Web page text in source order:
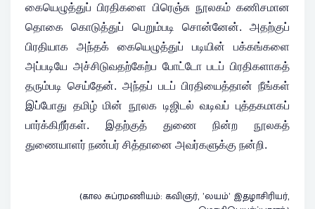
கையெழுத்துப் பிரதிகளை பிரெஞ்சு நூலகம் கணிசமான
தொகை கொடுத்துப் பெறும்படி சொன்னேன். அதற்குப்
பிரதியாக அந்தக் கையெழுத்துப் படியின் பக்கங்களை
அப்படியே அச்சிடுவதற்கேற்ப போட்டோ படப் பிரதிகளாகத்
தரும்படி செய்தேன். அந்தப் படப் பிரதியைத்தான் நீங்கள்
இப்போது தமிழ் மின் நூலக டிஜிடல் வடிவப் புத்தகமாகப்
பார்க்கிறீர்கள். இதற்குத் துணை நின்ற நூலகத்
துணையாளர் நண்பர் சித்தானை அவர்களுக்கு நன்றி.
(கால சுப்ரமணியம்: கவிஞர், ’லயம்’ இதழாசிரியர்,